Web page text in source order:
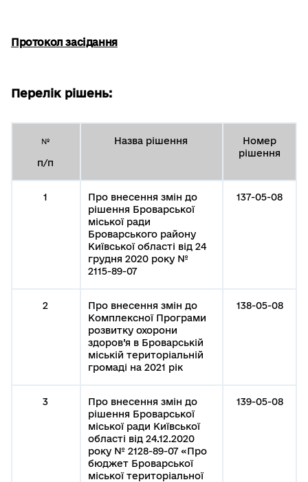
Протокол засідання
Перелік рішень:
№
п/п
Назва рішення
Номер
рішення
1
Про внесення змін до
рішення Броварської
міської ради
Броварського району
Київської області від 24
грудня 2020 року №
2115-89-07
137-05-08
2
Про внесення змін до
Комплексної Програми
розвитку охорони
здоров’я в Броварській
міській територіальній
громаді на 2021 рік
138-05-08
3
Про внесення змін до
рішення Броварської
міської ради Київської
області від 24.12.2020
року № 2128-89-07 «Про
бюджет Броварської
міської територіальної
139-05-08